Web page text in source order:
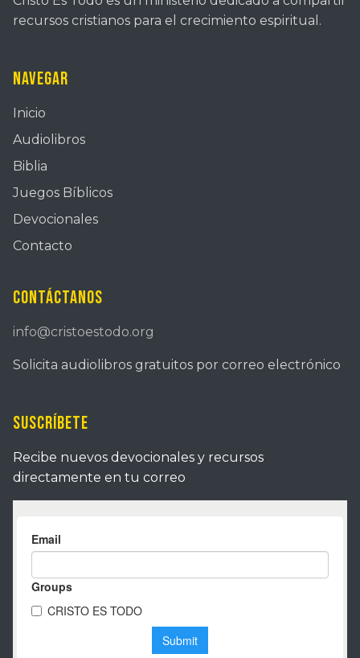
recursos cristianos para el crecimiento espiritual.
Navegar
Inicio
Audiolibros
Biblia
Juegos Bíblicos
Devocionales
Contacto
Contáctanos
info@cristoestodo.org
Solicita audiolibros gratuitos por correo electrónico
Suscríbete
Recibe nuevos devocionales y recursos
directamente en tu correo